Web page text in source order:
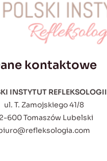
kontaktowe
INSTYTUT REFLEKSOLOGII
ul. T. Zamojskiego 41/8
600 Tomaszów Lubelski